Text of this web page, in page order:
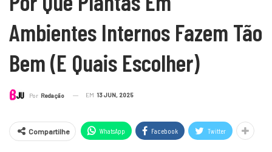
Ambientes Internos Fazem Tão
Bem (e Quais Escolher)
Por Redação EM 13 JUN, 2025
Compartilhe WhatsApp Facebook Twitter